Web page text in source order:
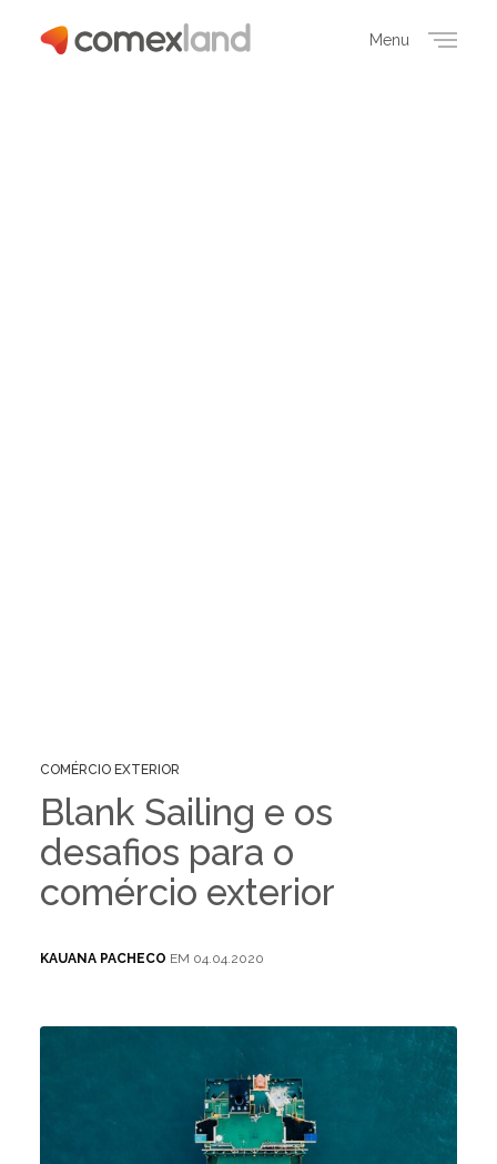
Menu
COMÉRCIO EXTERIOR
Blank Sailing e os
desafios para o
comércio exterior
KAUANA PACHECO EM 04.04.2020